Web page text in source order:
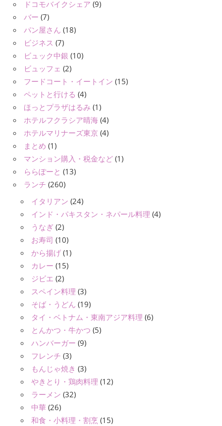
ドコモバイクシェア (9)
バー (7)
パン屋さん (18)
ビジネス (7)
ビュック中銀 (10)
ビュッフェ (2)
フードコート・イートイン (15)
ペットと行ける (4)
ほっとプラザはるみ (1)
ホテルフクラシア晴海 (4)
ホテルマリナーズ東京 (4)
まとめ (1)
マンション購入・税金など (1)
ららぽーと (13)
ランチ (260)
イタリアン (24)
インド・パキスタン・ネパール料理 (4)
うなぎ (2)
お寿司 (10)
から揚げ (1)
カレー (15)
ジビエ (2)
スペイン料理 (3)
そば・うどん (19)
タイ・ベトナム・東南アジア料理 (6)
とんかつ・牛かつ (5)
ハンバーガー (9)
フレンチ (3)
もんじゃ焼き (3)
やきとり・鶏肉料理 (12)
ラーメン (32)
中華 (26)
和食・小料理・割烹 (15)